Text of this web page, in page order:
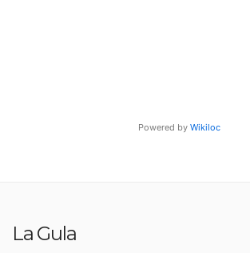
Powered by Wikiloc
La Gula